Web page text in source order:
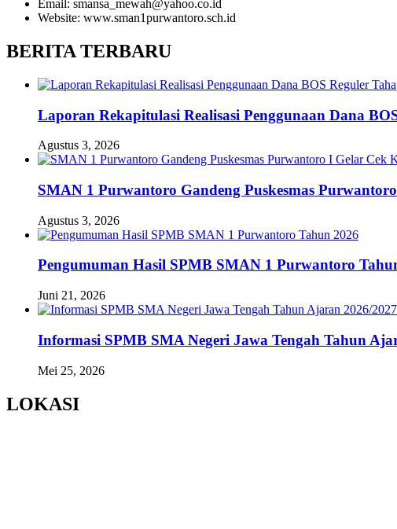
Email: smansa_mewah@yahoo.co.id
Website: www.sman1purwantoro.sch.id
BERITA TERBARU
Laporan Rekapitulasi Realisasi Penggunaan Dana
Agustus 3, 2026
SMAN 1 Purwantoro Gandeng Puskesmas
Agustus 3, 2026
Pengumuman Hasil SPMB SMAN 1 Purwantoro
Juni 21, 2026
Informasi SPMB SMA Negeri Jawa Tengah Tahun
Mei 25, 2026
LOKASI